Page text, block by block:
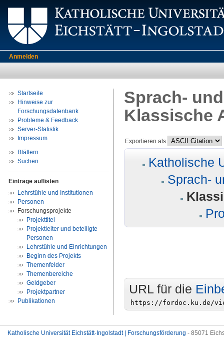
Anmelden
Startseite
Hinweise zur
Forschungsdatenbank
Probleme & Feedback
Server-Statistik
Impressum
Blättern
Suchen
Einträge auflisten
Lehrstühle und Institutionen
Personen
Forschungsprojekte
Projekttitel
Projektleiter und beteiligte
Personen
Lehrstühle und Einrichtungen
Beginn des Projekts
Themenfelder
Themenbereiche
Geldgeber
Projektpartner
Publikationen
Sprach-
Klassische
Exportieren als
Katholische
Sprach-
URL für die
Katholische Universität Eichstätt-Ingolstadt | Forschungsförderung - 85071